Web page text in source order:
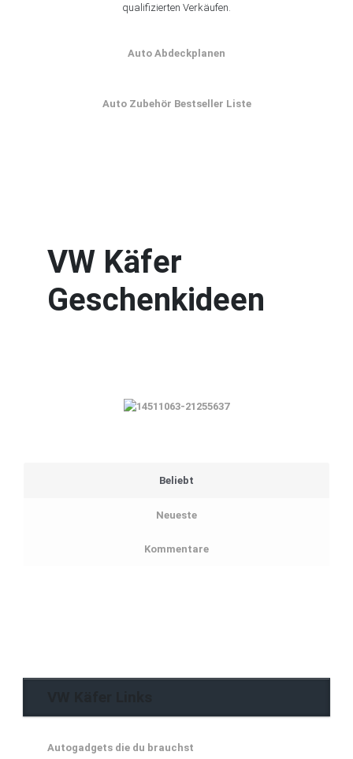
qualifizierten Verkäufen.
Auto Abdeckplanen
Auto Zubehör Bestseller Liste
VW Käfer
Geschenkideen
Beliebt
Neueste
Kommentare
Autogadgets die du brauchst